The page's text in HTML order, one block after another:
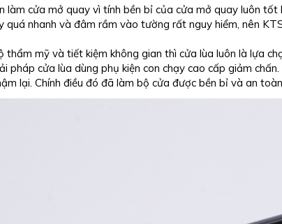
làm cửa mở quay vì tính bền bỉ của cửa mở quay luôn
quá nhanh và đâm rầm vào tường rất nguy hiểm, nên
thẩm mỹ và tiết kiệm không gian thì cửa lùa luôn là lựa
pháp cửa lùa dùng phụ kiện con chạy cao cấp giảm
lại. Chính điều đó đã làm bộ cửa được bền bỉ và an